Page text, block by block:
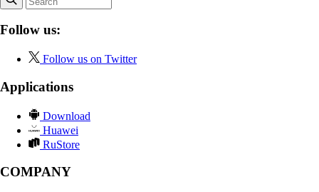
Follow us:
Follow us on Twitter
Applications
Download
Huawei
RuStore
COMPANY